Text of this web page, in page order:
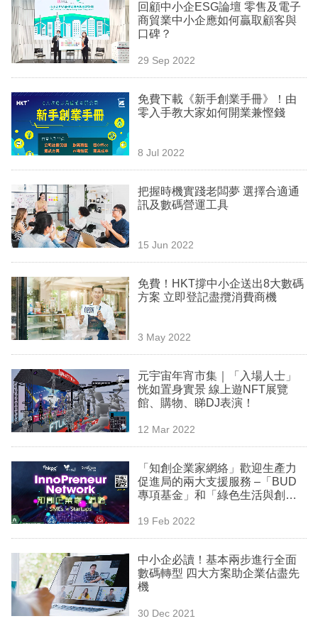
職
場
生
時
事
欄
訂
閱
區
回顧中小企ESG論壇 零售及電子
商貿業中小企應如何贏取顧客與
口碑？
29 Sep 2022
免費下載《新手創業手冊》！由
零入手教大家如何開業兼慳錢
8 Jul 2022
把握時機實踐老闆夢 選擇合適通
訊及數碼營運工具
15 Jun 2022
免費！HKT撐中小企送出8大數碼
方案 立即登記盡攬消費商機
3 May 2022
元宇宙年宵市集｜「入場人士」
恍如置身實景 線上遊NFT展覽
館、購物、睇DJ表演！
12 Mar 2022
「知創企業家網絡」歡迎生產力
促進局的兩大支援服務 –「BUD
專項基金」和「綠色生活與創新
19 Feb 2022
中小企必讀！基本兩步進行全面
數碼轉型 四大方案助企業佔盡先
機
30 Dec 2021